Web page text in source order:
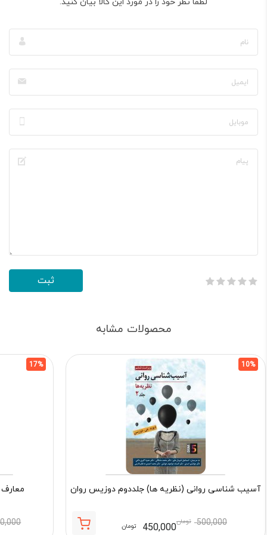
محصولات مشابه
10%
آسیب شناسی روانی (نظریه ها) جلددوم دوزیس روان
500,000 تومان450,000 تومان
17%